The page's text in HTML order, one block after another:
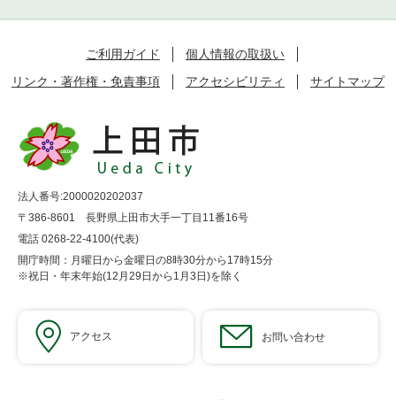
ご利用ガイド
個人情報の取扱い
リンク・著作権・免責事項
アクセシビリティ サイトマップ
法人番号:2000020202037
〒386-8601 長野県上田市大手一丁目11番16号
電話 0268-22-4100(代表)
開庁時間：月曜日から金曜日の8時30分から17時15分
※祝日・年末年始(12月29日から1月3日)を除く
アクセス お問い合わせ